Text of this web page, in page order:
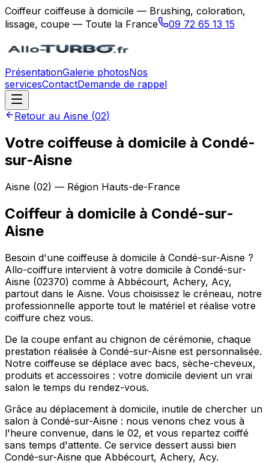
Coiffeur coiffeuse à domicile — Brushing, coloration,
lissage, coupe — Toute la France
09 72 65 13 15
PrésentationGalerie photosNos
servicesContactDemande de rappel
Retour au Aisne (02)
Votre coiffeuse à domicile à Condé-
sur-Aisne
Aisne (02) — Région Hauts-de-France
Coiffeur à domicile à Condé-sur-
Aisne
Besoin d'une coiffeuse à domicile à Condé-sur-Aisne ?
Allo-coiffure intervient à votre domicile à Condé-sur-
Aisne (02370) comme à Abbécourt, Achery, Acy,
partout dans le Aisne. Vous choisissez le créneau, notre
professionnelle apporte tout le matériel et réalise votre
coiffure chez vous.
De la coupe enfant au chignon de cérémonie, chaque
prestation réalisée à Condé-sur-Aisne est personnalisée.
Notre coiffeuse se déplace avec bacs, sèche-cheveux,
produits et accessoires : votre domicile devient un vrai
salon le temps du rendez-vous.
Grâce au déplacement à domicile, inutile de chercher un
salon à Condé-sur-Aisne : nous venons chez vous à
l'heure convenue, dans le 02, et vous repartez coiffé
sans temps d'attente. Ce service dessert aussi bien
Condé-sur-Aisne que Abbécourt, Achery, Acy.